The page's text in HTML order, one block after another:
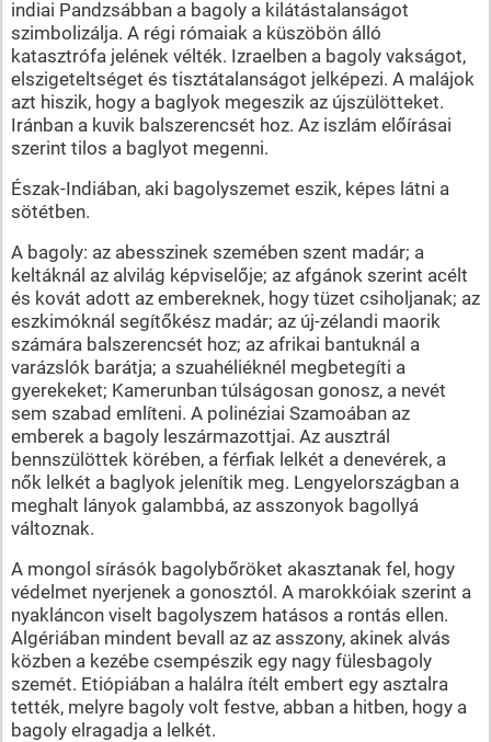
indiai Pandzsábban a bagoly a kilátástalanságot
szimbolizálja. A régi rómaiak a küszöbön álló
katasztrófa jelének vélték. Izraelben a bagoly vakságot,
elszigeteltséget és tisztátalanságot jelképezi. A malájok
azt hiszik, hogy a baglyok megeszik az újszülötteket.
Iránban a kuvik balszerencsét hoz. Az iszlám előírásai
szerint tilos a baglyot megenni.
Észak-Indiában, aki bagolyszemet eszik, képes látni a
sötétben.
A bagoly: az abesszinek szemében szent madár; a
keltáknál az alvilág képviselője; az afgánok szerint acélt
és kovát adott az embereknek, hogy tüzet csiholjanak; az
eszkimóknál segítőkész madár; az új-zélandi maorik
számára balszerencsét hoz; az afrikai bantuknál a
varázslók barátja; a szuahéliéknél megbetegíti a
gyerekeket; Kamerunban túlságosan gonosz, a nevét
sem szabad említeni. A polinéziai Szamoában az
emberek a bagoly leszármazottjai. Az ausztrál
bennszülöttek körében, a férfiak lelkét a denevérek, a
nők lelkét a baglyok jelenítik meg. Lengyelországban a
meghalt lányok galambbá, az asszonyok bagollyá
változnak.
A mongol sírásók bagolybőröket akasztanak fel, hogy
védelmet nyerjenek a gonosztól. A marokkóiak szerint a
nyakláncon viselt bagolyszem hatásos a rontás ellen.
Algériában mindent bevall az az asszony, akinek alvás
közben a kezébe csempészik egy nagy fülesbagoly
szemét. Etiópiában a halálra ítélt embert egy asztalra
tették, melyre bagoly volt festve, abban a hitben, hogy a
bagoly elragadja a lelkét.